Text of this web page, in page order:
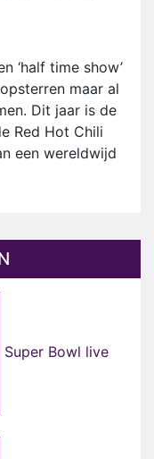
‘half time show’
maar al
Dit jaar is de
Red Hot Chili
een wereldwijd
Super Bowl live